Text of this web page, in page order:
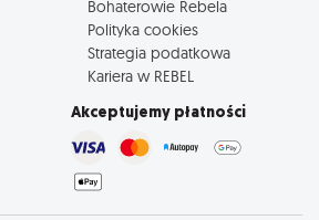
Bohaterowie Rebela
Polityka cookies
Strategia podatkowa
Kariera w REBEL
Akceptujemy płatności